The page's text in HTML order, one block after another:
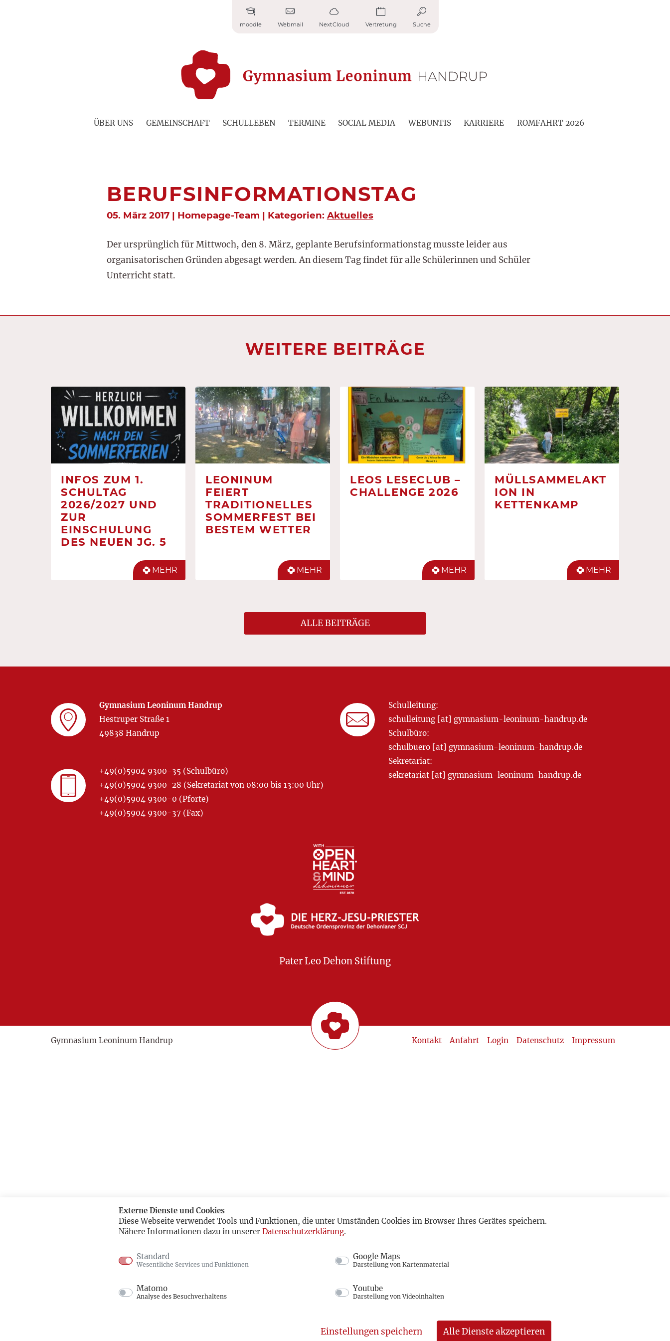
moodle Webmail NextCloud Vertretung Suche
ÜBER UNS GEMEINSCHAFT SCHULLEBEN TERMINE SOCIAL MEDIA WEBUNTIS KARRIERE ROMFAHRT 2026
BERUFSINFORMATIONSTAG
05. März 2017 | Homepage-Team | Kategorien: Aktuelles
Der ursprünglich für Mittwoch, den 8. März, geplante Berufsinformationstag musste leider aus
organisatorischen Gründen abgesagt werden. An diesem Tag findet für alle Schülerinnen und Schüler
Unterricht statt.
WEITERE BEITRÄGE
INFOS ZUM 1.
SCHULTAG
2026/2027 UND
ZUR
EINSCHULUNG
DES NEUEN JG. 5
MEHR
LEONINUM
FEIERT
TRADITIONELLES
SOMMERFEST BEI
BESTEM WETTER
MEHR
LEOS LESECLUB –
CHALLENGE 2026
MEHR
MÜLLSAMMELAKT
ION IN
KETTENKAMP
MEHR
ALLE BEITRÄGE
Gymnasium Leoninum Handrup
Hestruper Straße 1
49838 Handrup
+49(0)5904 9300-35 (Schulbüro)
+49(0)5904 9300-28 (Sekretariat von 08:00 bis 13:00 Uhr)
+49(0)5904 9300-0 (Pforte)
+49(0)5904 9300-37 (Fax)
Schulleitung:
schulleitung [at] gymnasium-leoninum-handrup.de
Schulbüro:
schulbuero [at] gymnasium-leoninum-handrup.de
Sekretariat:
sekretariat [at] gymnasium-leoninum-handrup.de
Pater Leo Dehon Stiftung
Kontakt Anfahrt Login Datenschutz Impressum
Gymnasium Leoninum Handrup
Externe Dienste und Cookies
Diese Webseite verwendet Tools und Funktionen, die unter Umständen Cookies im Browser Ihres Gerätes speichern.
Nähere Informationen dazu in unserer Datenschutzerklärung.
Standard
Wesentliche Services und Funktionen
Google Maps
Darstellung von Kartenmaterial
Matomo
Analyse des Besuchverhaltens
Youtube
Darstellung von Videoinhalten
Alle Dienste akzeptieren
Einstellungen speichern